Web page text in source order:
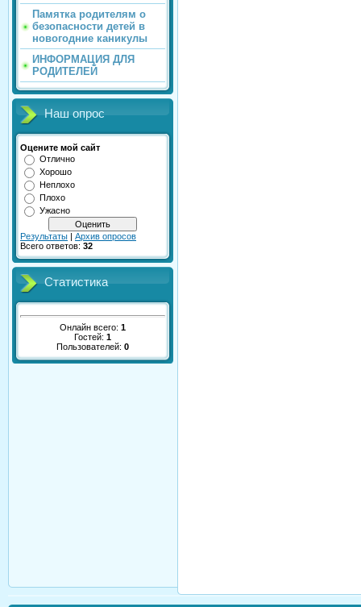
Памятка родителям о
безопасности детей в
новогодние каникулы
ИНФОРМАЦИЯ ДЛЯ
РОДИТЕЛЕЙ
Наш опрос
Оцените мой сайт
Отлично
Хорошо
Неплохо
Плохо
Ужасно
Результаты | Архив опросов
Всего ответов: 32
Статистика
Онлайн всего: 1
Гостей: 1
Пользователей: 0